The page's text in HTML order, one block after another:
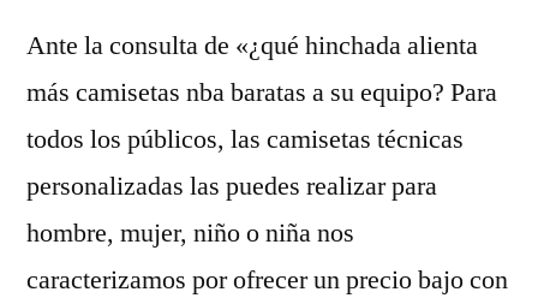
Ante la consulta de «¿qué hinchada alienta
más camisetas nba baratas a su equipo? Para
todos los públicos, las camisetas técnicas
personalizadas las puedes realizar para
hombre, mujer, niño o niña nos
caracterizamos por ofrecer un precio bajo con